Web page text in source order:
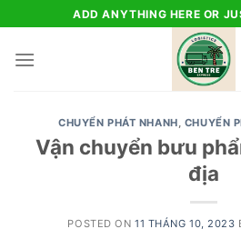
to
content
ADD ANYTHING HERE OR
CHUYỂN PHÁT NHANH, CHUYỂN
Vận chuyển bưu
địa
POSTED ON11 THÁNG 10, 2023